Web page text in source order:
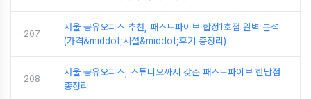
207
서울 공유오피스 추천, 패스트파이브 합정1호점 완벽 분석
(가격&middot;시설&middot;후기 총정리)
208
서울 공유오피스, 스튜디오까지 갖춘 패스트파이브 한남점
총정리